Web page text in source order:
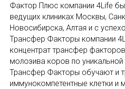
Фактор Плюс компании 4Life
ведущих клиниках Москвы,
Новосибирска, Алтая и с
Трансфер Факторы компании
концентрат трансфер
молозива коров по уникальной
Трансфер Факторы обучают и
иммунокомпетентные клетки и